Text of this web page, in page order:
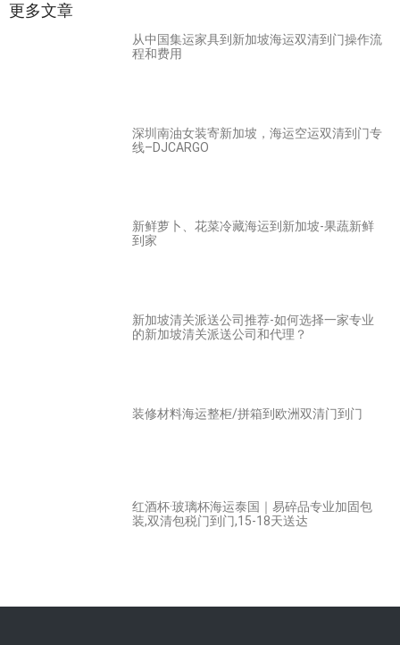
更多文章
从中国集运家具到新加坡海运双清到门操作流
程和费用
深圳南油女装寄新加坡，海运空运双清到门专
线–DJCARGO
新鲜萝卜、花菜冷藏海运到新加坡-果蔬新鲜
到家
新加坡清关派送公司推荐-如何选择一家专业
的新加坡清关派送公司和代理？
装修材料海运整柜/拼箱到欧洲双清门到门
红酒杯·玻璃杯海运泰国｜易碎品专业加固包
装,双清包税门到门,15-18天送达